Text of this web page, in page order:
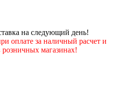
на следующий день!
оплате за наличный расчет и
розничных магазинах!